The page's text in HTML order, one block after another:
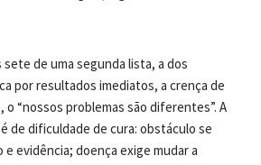
sete de uma segunda lista, a dos
por resultados imediatos, a crença de
“nossos problemas são diferentes”. A
de dificuldade de cura: obstáculo se
evidência; doença exige mudar a